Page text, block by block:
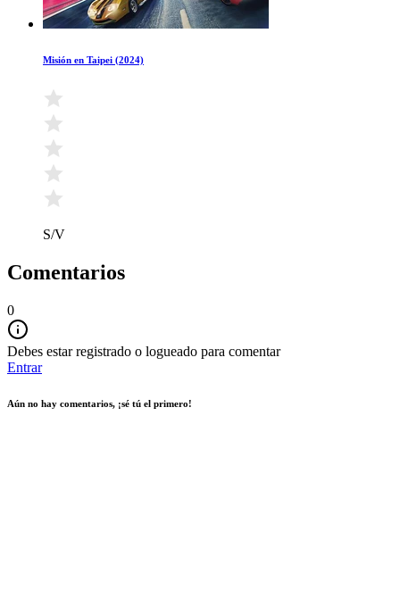
Misión en Taipei (2024)
S/V
Comentarios
0
Debes estar registrado o logueado para comentar
Entrar
Aún no hay comentarios, ¡sé tú el primero!